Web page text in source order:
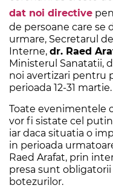
dat noi directive
de persoane care se
urmare, Secretarul
Interne, dr. Raed
Ministerul Sanatatii,
noi avertizari pentru
perioada 12-31 martie.
Toate evenimentele
vor fi sistate cel
iar daca situatia o
in perioada
Raed Arafat, prin
presa sunt obligatorii
botezurilor.